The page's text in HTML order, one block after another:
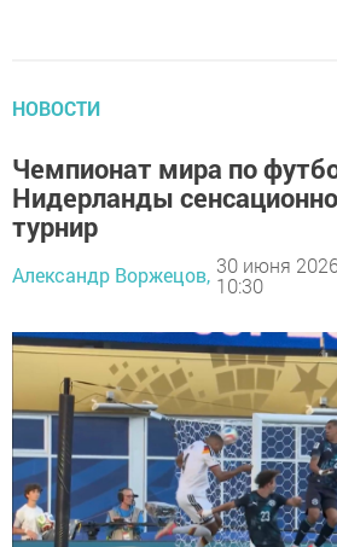
НОВОСТИ
Чемпионат мира по
Нидерланды
турнир
Александр Воржецов, 30 июня
10:30